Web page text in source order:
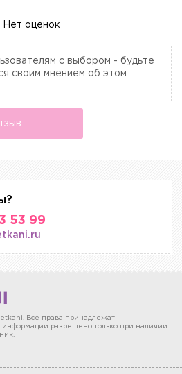
Нет оценок
с выбором - будьте
своим мнением об этом
53 99
Все права принадлежат
информации разрешено только при наличии